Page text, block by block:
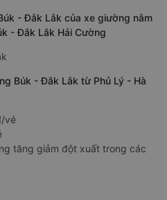
- Đắk Lắk của xe giường nằm
- Đắk Lắk Hải Cường
Búk - Đắk Lắk từ Phủ Lý - Hà
vé
tăng giảm đột xuất trong các